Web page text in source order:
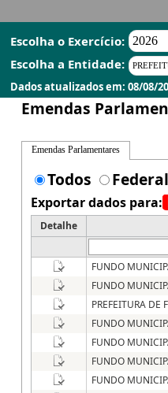
Escolha o Exercício:
Escolha a Entidade:
Dados atualizados em: 08/08/